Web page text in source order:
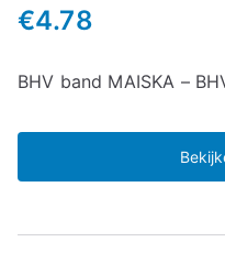
€4.78
BHV band MAISKA –